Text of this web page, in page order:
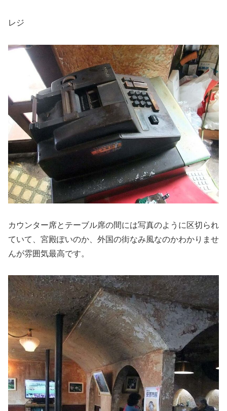
レジ
カウンター席とテーブル席の間には写真のように区切られ
ていて、宮殿ぽいのか、外国の街なみ風なのかわかりませ
んが雰囲気最高です。